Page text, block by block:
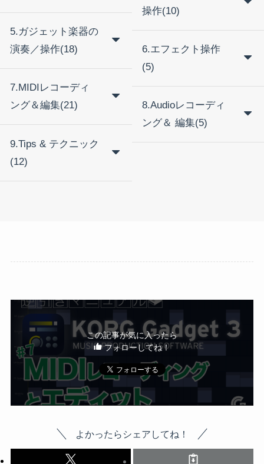
5.ガジェット楽器の
演奏／操作(18)
7.MIDIレコーディ
ング＆編集(21)
9.Tips & テクニック
(12)
操作(10)
6.エフェクト操作
(5)
8.Audioレコーディ
ング＆ 編集(5)
この記事が気に入ったら
フォローしてね！
よかったらシェアしてね！